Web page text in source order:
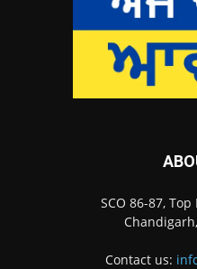
SCO 86-87,
Contact us: